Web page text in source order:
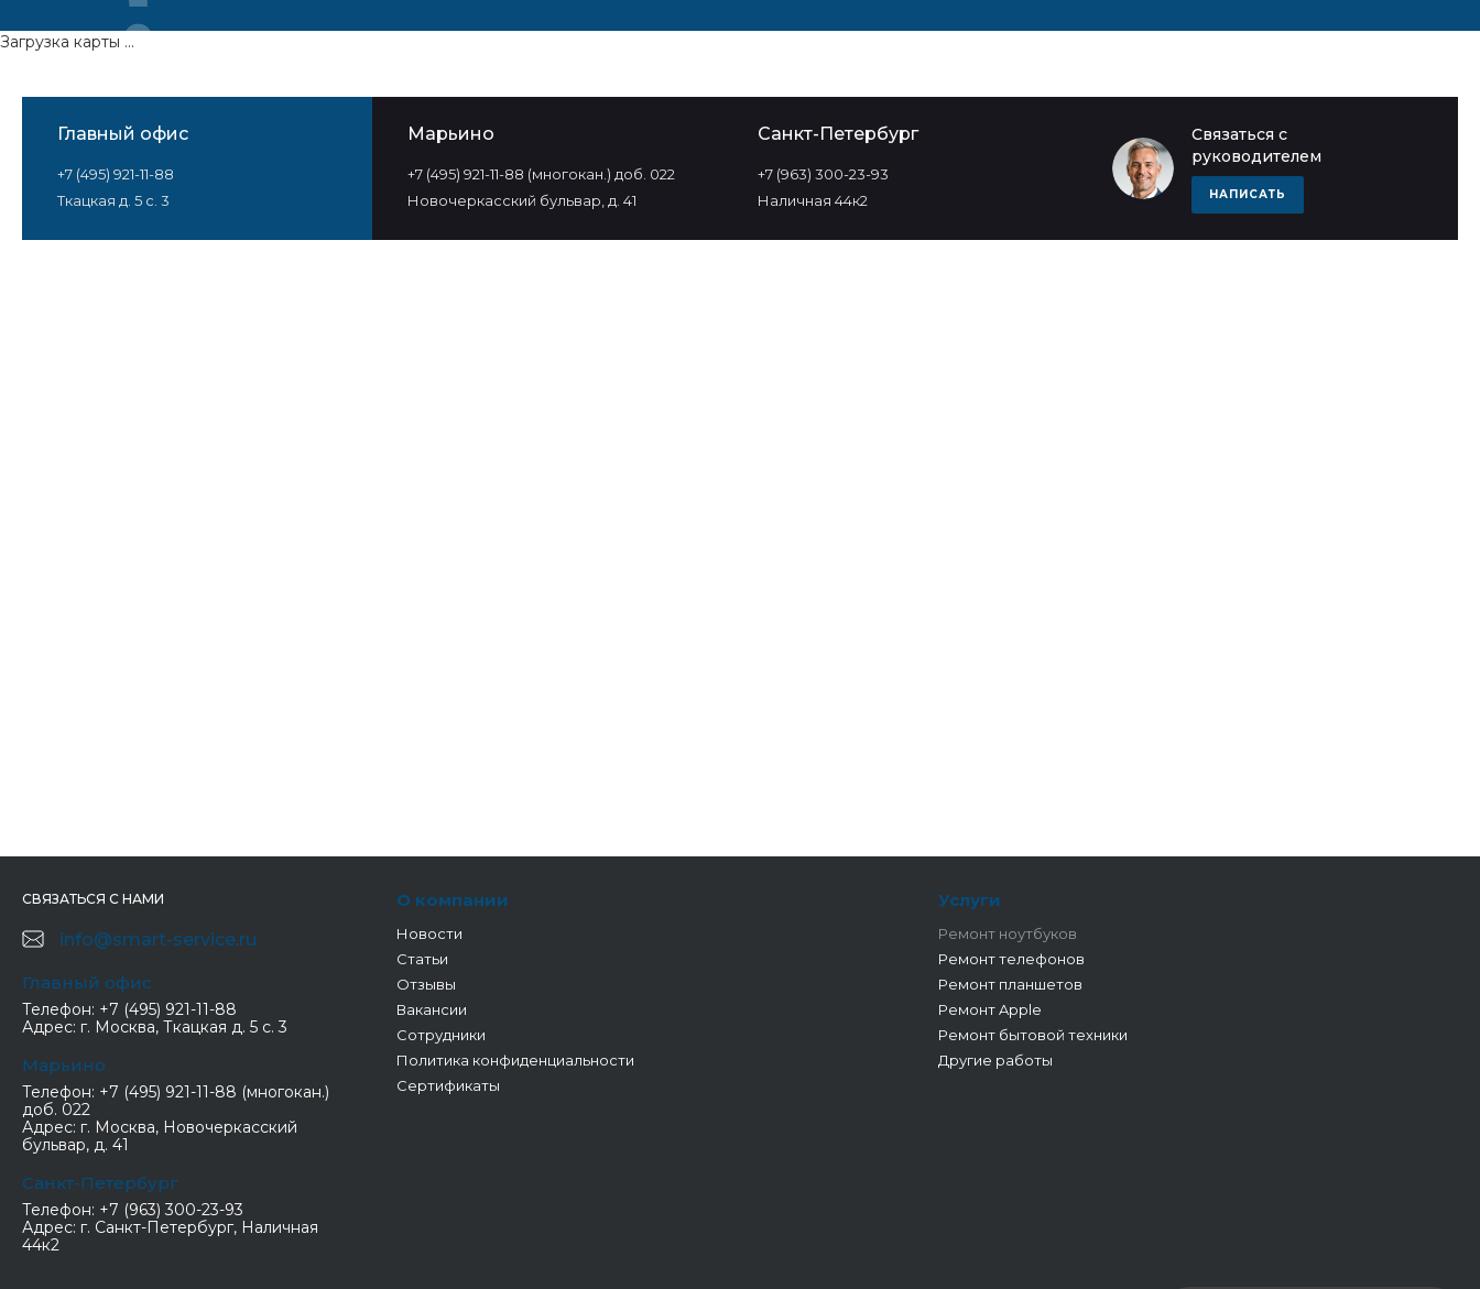
Связаться с
руководителем
НАПИСАТЬ
Главный офис
+7 (495) 921-11-88
Ткацкая д. 5 с. 3
Марьино
+7 (495) 921-11-88 (многокан.) доб. 022
Новочеркасский бульвар, д. 41
Санкт-Петербург
+7 (963) 300-23-93
Наличная 44к2
Загрузка карты ...
СВЯЗАТЬСЯ С НАМИ
info@smart-service.ru
Главный офис
Телефон: +7 (495) 921-11-88
Адрес: г. Москва, Ткацкая д. 5 с. 3
Марьино
Телефон: +7 (495) 921-11-88 (многокан.)
доб. 022
Адрес: г. Москва, Новочеркасский
бульвар, д. 41
Санкт-Петербург
Телефон: +7 (963) 300-23-93
Адрес: г. Санкт-Петербург, Наличная
44к2
О компании
Новости
Статьи
Отзывы
Вакансии
Сотрудники
Политика конфиденциальности
Сертификаты
Услуги
Ремонт ноутбуков
Ремонт телефонов
Ремонт планшетов
Ремонт Apple
Ремонт бытовой техники
Другие работы